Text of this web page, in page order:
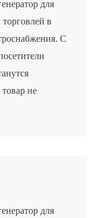
для
в
С
не
для